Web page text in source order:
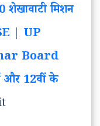
मिशन
| UP
Board
और 12वीं के